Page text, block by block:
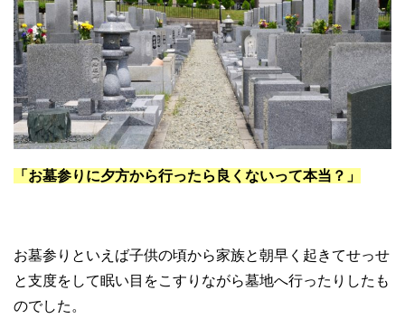
「お墓参りに夕方から行ったら良くないって本当？」
お墓参りといえば子供の頃から家族と朝早く起きてせっせ
と支度をして眠い目をこすりながら墓地へ行ったりしたも
のでした。